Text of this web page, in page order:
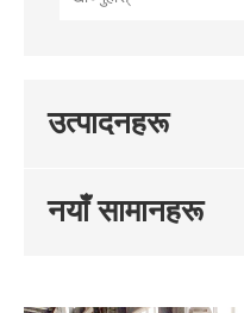
उत्पादनहरू
नयाँ सामानहरू